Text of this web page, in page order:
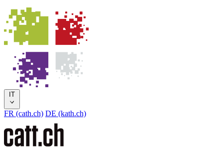
IT
FR (cath.ch) DE (kath.ch)